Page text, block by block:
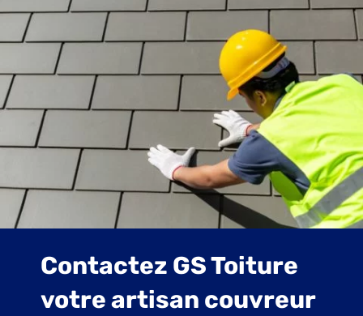
Contactez GS Toiture
votre artisan couvreur